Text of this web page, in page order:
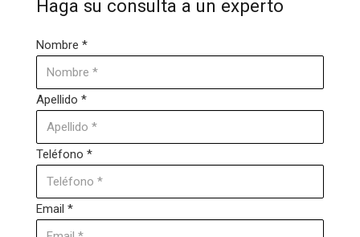
Haga su consulta a un experto
Nombre *
Apellido *
Teléfono *
Email *